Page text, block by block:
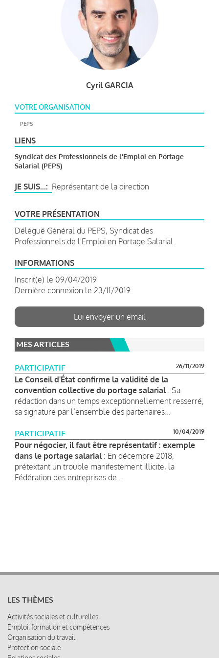
Cyril GARCIA
VOTRE ORGANISATION
PEPS
LIENS
Syndicat des Professionnels de l'Emploi en Portage
Salarial (PEPS)
JE SUIS... Représentant de la direction
VOTRE PRÉSENTATION
Délégué Général du PEPS, Syndicat des
Professionnels de l'Emploi en Portage Salarial.
INFORMATIONS
Inscrit(e) le 09/04/2019
Dernière connexion le 23/11/2019
Lui envoyer un email
MES ARTICLES
PARTICIPATIF 26/11/2019
Le Conseil d'État confirme la validité de la
convention collective du portage salarial: Sa
rédaction dans un temps exceptionnellement resserré,
sa signature par l’ensemble des partenaires...
PARTICIPATIF 10/04/2019
Pour négocier, il faut être représentatif : exemple
dans le portage salarial: En décembre 2018,
prétextant un trouble manifestement illicite, la
Fédération des entreprises de...
LES THÈMES
Activités sociales et culturelles
Emploi, formation et compétences
Organisation du travail
Protection sociale